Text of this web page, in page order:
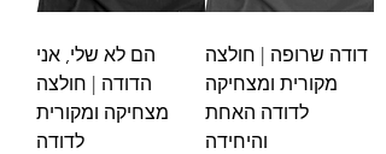
דודה שרופה | חולצה
מקורית ומצחיקה
לדודה האחת
והיחידה
הם לא שלי, אני
הדודה | חולצה
מצחיקה ומקורית
לדודה